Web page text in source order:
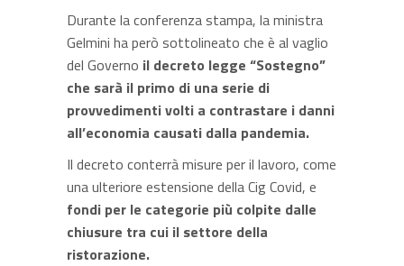
Durante la conferenza stampa, la ministra
Gelmini ha però sottolineato che è al vaglio
del Governo il decreto legge “Sostegno”
che sarà il primo di una serie di
provvedimenti volti a contrastare i danni
all’economia causati dalla pandemia.
Il decreto conterrà misure per il lavoro, come
una ulteriore estensione della Cig Covid, e
fondi per le categorie più colpite dalle
chiusure tra cui il settore della
ristorazione.